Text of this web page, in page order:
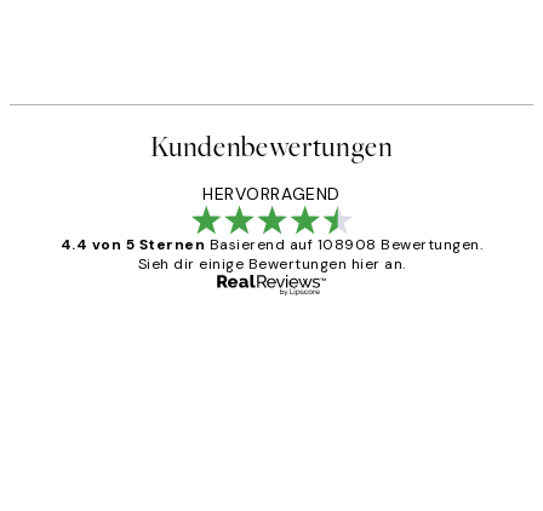
Kundenbewertungen
HERVORRAGEND
4.4 von 5 Sternen Basierend auf 108908 Bewertungen.
Sieh dir einige Bewertungen hier an.